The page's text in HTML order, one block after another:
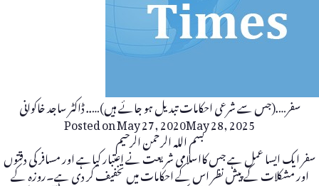
سفر….(جس سے شرعی احکامات تبدیل ہو جائے ہیں)….. ڈاکٹر ساجد خاکوانی
Posted onMay 27, 2020May 28, 2025
بسم اللہ الرحمن الرحیم
سفر ایک ایسا عمل ہے جس کااسلامی شریعت نے اعتبار کیاہے اور مسافر کی دقتوں
اور مشکلات کے پیش نظر اس کے احکامات میں تخفیف کر دی ہے۔روزہ کے